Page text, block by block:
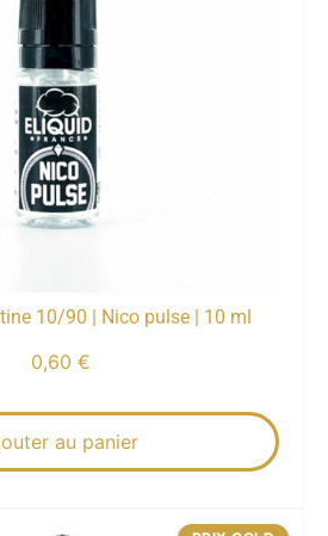
10/90 | Nico pulse | 10 ml
0,60 €
au panier